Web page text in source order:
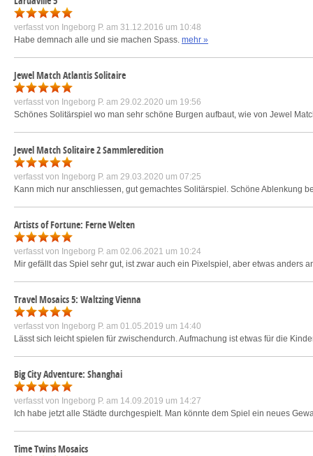
verfasst von Ingeborg P. am 31.12.2016 um 10:48
Habe demnach alle und sie machen Spass. mehr »
Jewel Match Atlantis Solitaire
verfasst von Ingeborg P. am 29.02.2020 um 19:56
Schönes Solitärspiel wo man sehr schöne Burgen aufbaut, wie von Jewel
Jewel Match Solitaire 2 Sammleredition
verfasst von Ingeborg P. am 29.03.2020 um 07:25
Kann mich nur anschliessen, gut gemachtes Solitärspiel. Schöne Ablenkung
Artists of Fortune: Ferne Welten
verfasst von Ingeborg P. am 02.06.2021 um 10:24
Mir gefällt das Spiel sehr gut, ist zwar auch ein Pixelspiel, aber etwas anders
Travel Mosaics 5: Waltzing Vienna
verfasst von Ingeborg P. am 01.05.2019 um 14:40
Lässt sich leicht spielen für zwischendurch. Aufmachung ist etwas für die
Big City Adventure: Shanghai
verfasst von Ingeborg P. am 14.09.2019 um 14:27
Ich habe jetzt alle Städte durchgespielt. Man könnte dem Spiel ein neues
Time Twins Mosaics